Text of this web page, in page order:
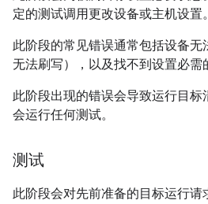
定的测试调用更改设备或主机设置。
此阶段的常见错误通常包括设备无
无法刷写），以及找不到设置必需
此阶段出现的错误会导致运行目标
会运行任何测试。
测试
此阶段会对先前准备的目标运行请